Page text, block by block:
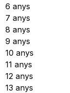
6 anys
7 anys
8 anys
9 anys
10 anys
11 anys
12 anys
13 anys